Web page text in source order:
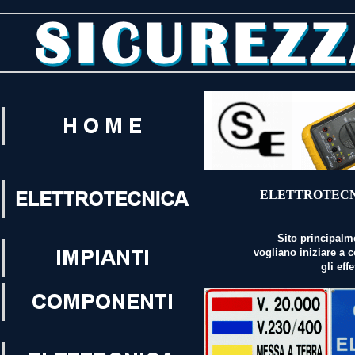
Sito
vogliano iniziare a
gli